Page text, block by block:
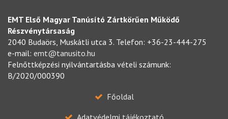
EMT Első Magyar Tanúsító Zártkörűen Működő
Részvénytársaság
2040 Budaörs, Muskátli utca 3. Telefon: +36-23-444-275
e-mail: emt@tanusito.hu
Felnőttképzési nyilvántartásba vételi számunk:
B/2020/000390
Főoldal